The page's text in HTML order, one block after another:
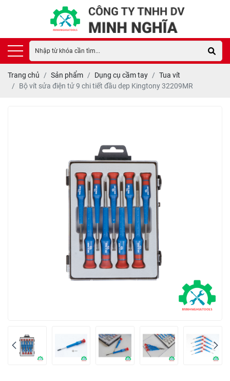
Trang chủ Sản phẩm Dụng cụ cầm tay
Tua vít
Bộ vít sửa điện tử 9 chi tiết đầu dẹp Kingtony 32209MR